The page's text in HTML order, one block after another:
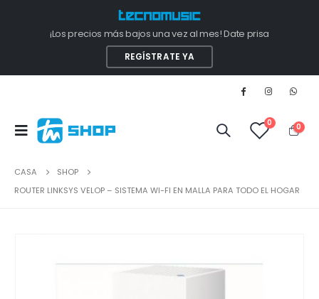
¡Los precios más bajos una vez al mes! Date prisa
REGÍSTRATE YA
0 0
CASA
SHOP
ROUTER LINKSYS VELOP – SISTEMA WI-FI EN MALLA PARA TODO EL HOGAR